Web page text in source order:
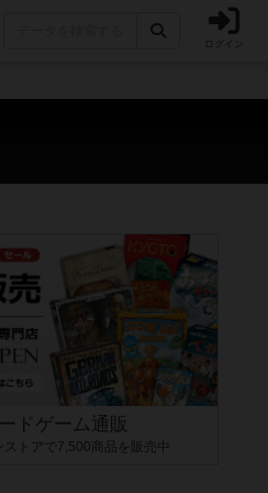
ログイン
ール説明時間は含まれていないため、初めて
海賊同士の対決など、ゲームコンセプトを絞
能です。例えば「ダイスロール」はランダ
ドゲーム通販
ストアで7,500商品を販売中